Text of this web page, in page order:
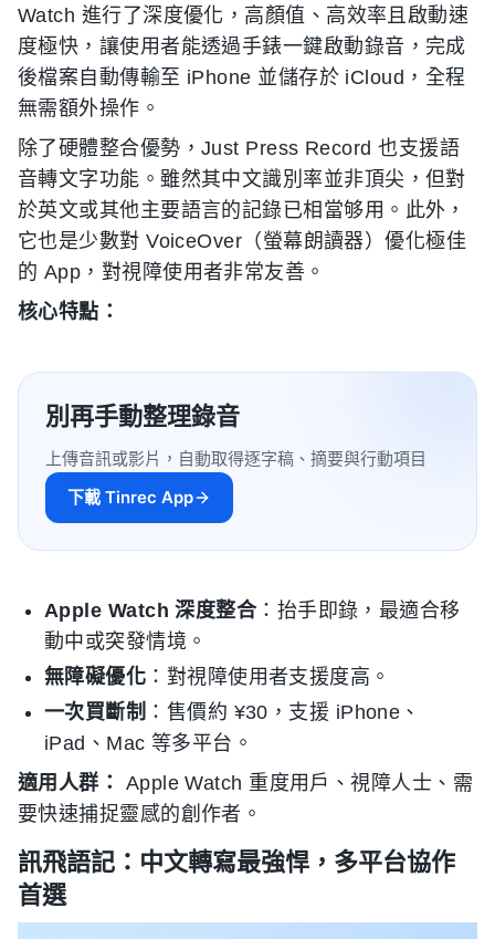
Watch 進行了深度優化，高顏值、高效率且啟動速
度極快，讓使用者能透過手錶一鍵啟動錄音，完成
後檔案自動傳輸至 iPhone 並儲存於 iCloud，全程
無需額外操作。
除了硬體整合優勢，Just Press Record 也支援語
音轉文字功能。雖然其中文識別率並非頂尖，但對
於英文或其他主要語言的記錄已相當够用。此外，
它也是少數對 VoiceOver（螢幕朗讀器）優化極佳
的 App，對視障使用者非常友善。
核心特點：
別再手動整理錄音
上傳音訊或影片，自動取得逐字稿、摘要與行動項目
下載 Tinrec App
Apple Watch 深度整合：抬手即錄，最適合移
動中或突發情境。
無障礙優化 ：對視障使用者支援度高。
一次買斷制 ：售價約 ¥30，支援 iPhone、
iPad、Mac 等多平台。
適用人群：
Apple Watch 重度用戶、視障人士、需
要快速捕捉靈感的創作者。
訊飛語記：中文轉寫最強悍，多平台協作
首選